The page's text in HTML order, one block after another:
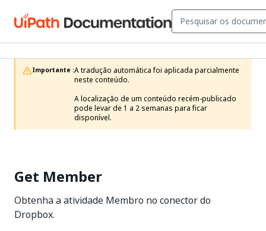
Importante :A tradução automática foi aplicada parcialmente
neste conteúdo.
A localização de um conteúdo recém-publicado
pode levar de 1 a 2 semanas para ficar
disponível.
Get Member
Obtenha a atividade Membro no conector do
Dropbox.